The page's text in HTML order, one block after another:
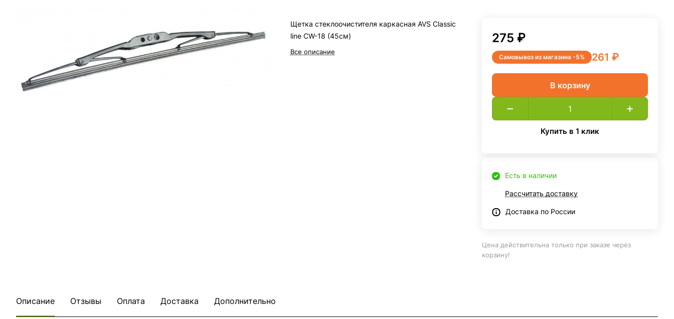
Щетка стеклоочистителя каркасная AVS Classic
line CW-18 (45см)
Все описание
275 ₽
Самовывоз из магазина -5% 261 ₽
В корзину
Купить в 1 клик
Есть в наличии
Рассчитать доставку
Доставка по России
Цена действительна только при заказе через
корзину!
Описание Отзывы Оплата Доставка Дополнительно